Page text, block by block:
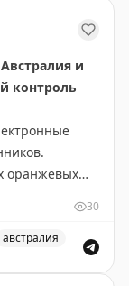
и
контроль
оранжевых
система
аэропортах и
выделено
30
австралия